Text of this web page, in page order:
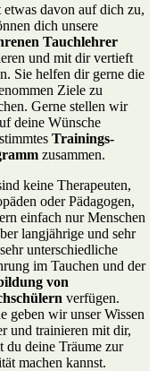
davon auf dich zu,
dich unsere
Tauchlehrer
und mit dir vertieft
Sie helfen dir gerne die
Ziele zu
Gerne stellen wir
deine Wünsche
Trainings-
zusammen.
keine Therapeuten,
oder Pädagogen,
einfach nur Menschen
langjährige und sehr
unterschiedliche
im Tauchen und der
von
verfügen.
geben wir unser Wissen
und trainieren mit dir,
du deine Träume zur
machen kannst.